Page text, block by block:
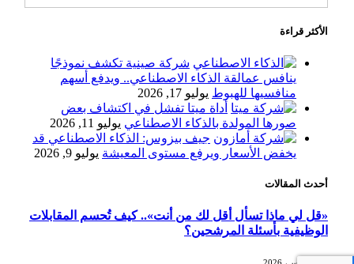
وزير الاستثمار: الموافقة على رخصة
تطوير للبيئة الاستثمارية
الذهب يسجل أعلى مستوى في أسبوعين
بدعم من تراجع الدولار
مستوياته في ستة أسابيع وسط تفاؤل
بشأن الشرق الأوسط
الأكثر قراءة
شركة صينية تكشف نموذجًا
ينافس عمالقة الذكاء الاصطناعي.. ويدفع أسهم
منافسيها للهبوط يوليو 17, 2026
أداة ميتا تفشل في اكتشاف بعض
صورها المولدة بالذكاء الاصطناعي يوليو 11, 2026
جيف بيزوس: الذكاء الاصطناعي قد
يخفض الأسعار ويرفع مستوى المعيشة يوليو 9, 2026
أحدث المقالات
«قل لي ماذا تسأل أقل لك من أنت».. كيف تُحسم المقابلات
الوظيفية بأسئلة المرشحين؟